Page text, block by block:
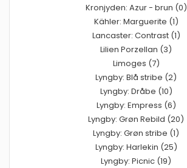
Kronjyden: Azur - brun (0)
Kähler: Marguerite (1)
Lancaster: Contrast (1)
Lilien Porzellan (3)
Limoges (7)
Lyngby: Blå stribe (2)
Lyngby: Dråbe (10)
Lyngby: Empress (6)
Lyngby: Grøn Rebild (20)
Lyngby: Grøn stribe (1)
Lyngby: Harlekin (25)
Lyngby: Picnic (19)